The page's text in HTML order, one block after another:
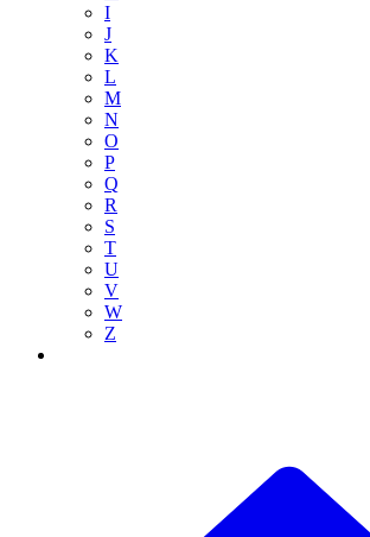
I
J
K
L
M
N
O
P
Q
R
S
T
U
V
W
Z